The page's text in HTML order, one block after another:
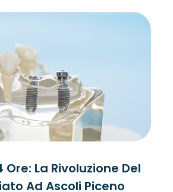
Ore: La Rivoluzione Del
Ad Ascoli Piceno